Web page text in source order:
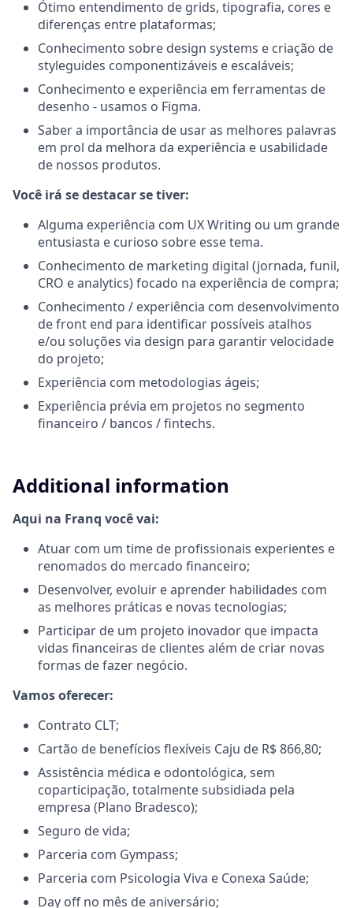
Ótimo entendimento de grids, tipografia, cores e
diferenças entre plataformas;
Conhecimento sobre design systems e criação de
styleguides componentizáveis e escaláveis;
Conhecimento e experiência em ferramentas de
desenho - usamos o Figma.
Saber a importância de usar as melhores palavras
em prol da melhora da experiência e usabilidade
de nossos produtos.
Você irá se destacar se tiver:
Alguma experiência com UX Writing ou um grande
entusiasta e curioso sobre esse tema.
Conhecimento de marketing digital (jornada, funil,
CRO e analytics) focado na experiência de compra;
Conhecimento / experiência com desenvolvimento
de front end para identificar possíveis atalhos
e/ou soluções via design para garantir velocidade
do projeto;
Experiência com metodologias ágeis;
Experiência prévia em projetos no segmento
financeiro / bancos / fintechs.
Additional information
Aqui na Franq você vai:
Atuar com um time de profissionais experientes e
renomados do mercado financeiro;
Desenvolver, evoluir e aprender habilidades com
as melhores práticas e novas tecnologias;
Participar de um projeto inovador que impacta
vidas financeiras de clientes além de criar novas
formas de fazer negócio.
Vamos oferecer:
Contrato CLT;
Cartão de benefícios flexíveis Caju de R$ 866,80;
Assistência médica e odontológica, sem
coparticipação, totalmente subsidiada pela
empresa (Plano Bradesco);
Seguro de vida;
Parceria com Gympass;
Parceria com Psicologia Viva e Conexa Saúde;
Day off no mês de aniversário;